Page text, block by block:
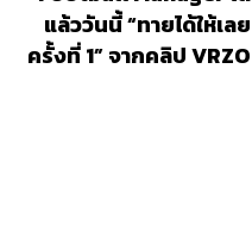
แล้ววันนี้ “ทายได้ให้เลย
ครั้งที่ 1” จากคลิป VRZO